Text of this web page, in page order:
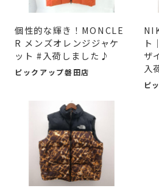
個性的な輝き！MONCLE
R メンズオレンジジャケ
ット #入荷しました♪
ピックアップ磐田店
ト
ザ
入
ピ